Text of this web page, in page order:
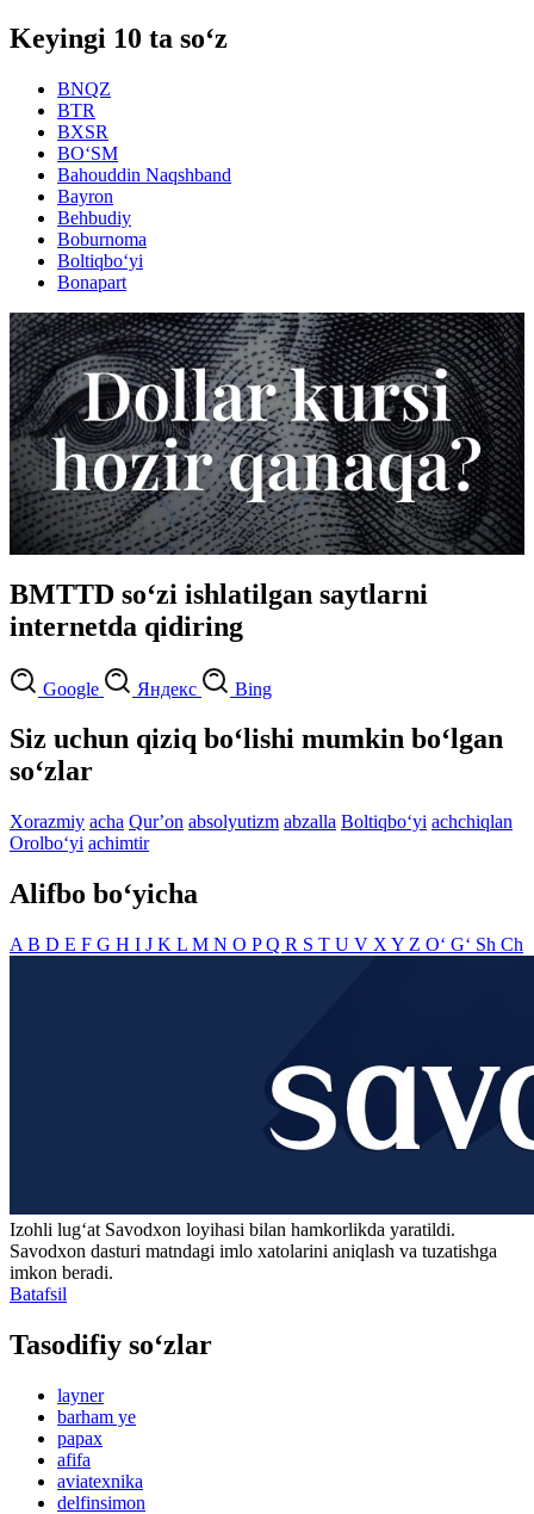
Keyingi 10 ta so‘z
BNQZ
BTR
BXSR
BO‘SM
Bahouddin Naqshband
Bayron
Behbudiy
Boburnoma
Boltiqbo‘yi
Bonapart
BMTTD so‘zi ishlatilgan saytlarni
internetda qidiring
Google Яндекс Bing
Siz uchun qiziq bo‘lishi mumkin bo‘lgan
so‘zlar
Xorazmiy acha Qurʼon absolyutizm abzalla Boltiqbo‘yi achchiqlan
Orolbo‘yi achimtir
Alifbo bo‘yicha
A B D E F G H I J K L M N O PQ R S T U V X Y Z O‘ G‘ Sh Ch
Izohli lugʻat Savodxon loyihasi bilan hamkorlikda yaratildi.
Savodxon dasturi matndagi imlo xatolarini aniqlash va tuzatishga
imkon beradi.
Batafsil
Tasodifiy so‘zlar
layner
barham ye
papax
afifa
aviatexnika
delfinsimon